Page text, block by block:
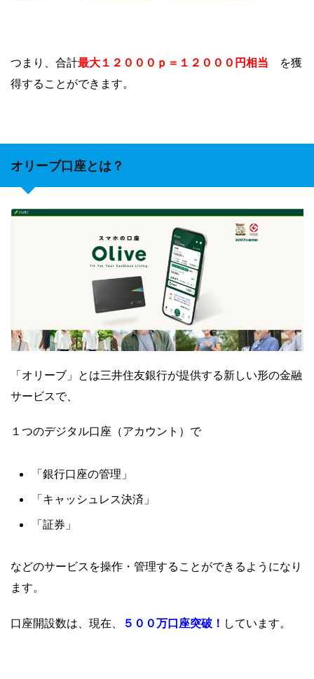
つまり、合計最大１２０００ｐ＝１２０００円相当 を獲
得することができます。
オリーブ口座とは？
「オリーブ」とは三井住友銀行が提供する新しい形の金融
サービスで、
１つのデジタル口座（アカウント）で
「銀行口座の管理」
「キャッシュレス決済」
「証券」
などのサービスを操作・管理することができるようになり
ます。
口座開設数は、現在、 ５００万口座突破！ しています。